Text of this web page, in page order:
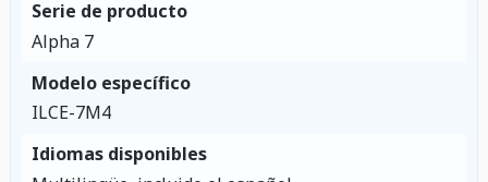
Serie de producto
Alpha 7
Modelo específico
ILCE-7M4
Idiomas disponibles